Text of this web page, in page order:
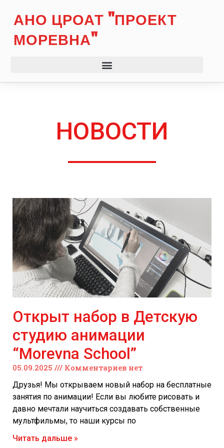
АНО ЦРОАТ "ПРОЕКТ
МОРЕВНА"
НОВОСТИ
Открыт набор в Детскую
студию анимации
“Morevna School”
05.09.2025 Комментариев нет
Друзья! Мы открываем новый набор на бесплатные
занятия по анимации! Если вы любите рисовать и
давно мечтали научиться создавать собственные
мультфильмы, то наши курсы по
Читать дальше »